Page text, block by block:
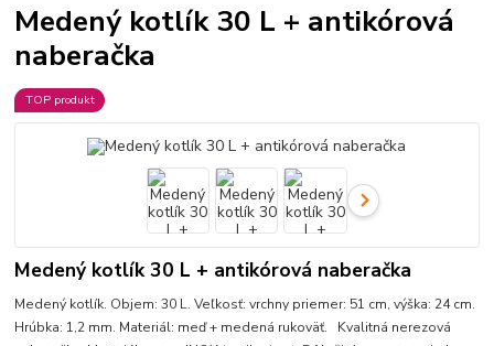
Medený kotlík 30 L + antikórová
naberačka
TOP produkt
Medený kotlík 30 L + antikórová naberačka
Medený kotlík. Objem: 30 L. Veľkosť: vrchny priemer: 51 cm, výška: 24 cm.
Hrúbka: 1,2 mm. Materiál: meď + medená rukoväť. Kvalitná nerezová